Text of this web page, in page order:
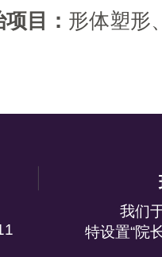
目： 形体塑形
我们
特设置“院